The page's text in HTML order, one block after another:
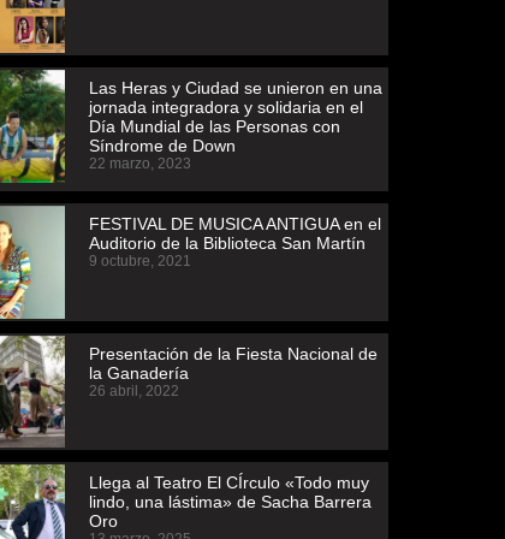
Las Heras y Ciudad se unieron en una
jornada integradora y solidaria en el
Día Mundial de las Personas con
Síndrome de Down
22 marzo, 2023
FESTIVAL DE MUSICA ANTIGUA en el
Auditorio de la Biblioteca San Martín
9 octubre, 2021
Presentación de la Fiesta Nacional de
la Ganadería
26 abril, 2022
Llega al Teatro El CÍrculo «Todo muy
lindo, una lástima» de Sacha Barrera
Oro